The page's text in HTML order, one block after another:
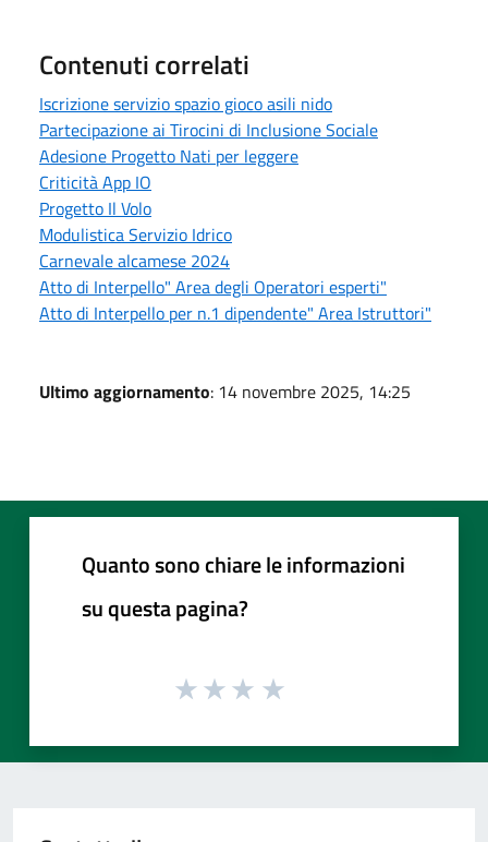
Contenuti correlati
Iscrizione servizio spazio gioco asili nido
Partecipazione ai Tirocini di Inclusione Sociale
Adesione Progetto Nati per leggere
Criticità App IO
Progetto Il Volo
Modulistica Servizio Idrico
Carnevale alcamese 2024
Atto di Interpello" Area degli Operatori esperti"
Atto di Interpello per n.1 dipendente" Area Istruttori"
Ultimo aggiornamento: 14 novembre 2025, 14:25
Quanto sono chiare le informazioni
su questa pagina?